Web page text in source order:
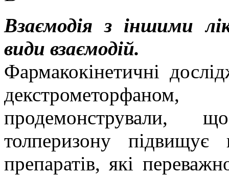
Взаємодія з іншими
види взаємодій.
Фармакокінетичні
декстрометорфаном,
продемонстрували,
толперизону підвищує
препаратів, які